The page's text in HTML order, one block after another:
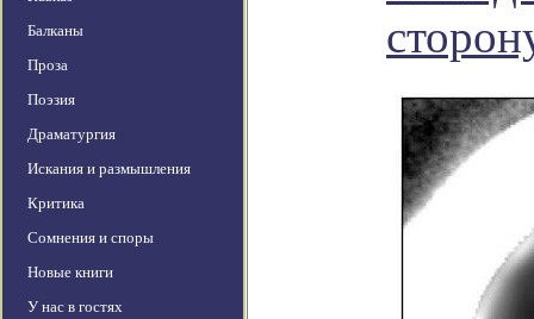
Балканы
Проза
Поэзия
Драматургия
Искания и размышления
Критика
Сомнения и споры
Новые книги
У нас в гостях